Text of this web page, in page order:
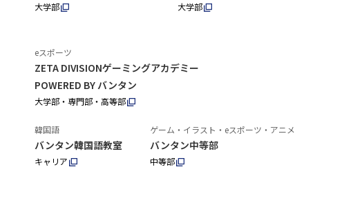
大学部 大学部
eスポーツ
ZETA DIVISIONゲーミングアカデミー
POWERED BY バンタン
大学部・専門部・高等部
韓国語
バンタン韓国語教室
キャリア
ゲーム・イラスト・eスポーツ・アニメ
バンタン中等部
中等部